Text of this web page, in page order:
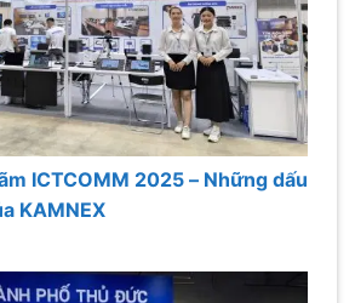
ICTCOMM 2025 – Những dấu
KAMNEX